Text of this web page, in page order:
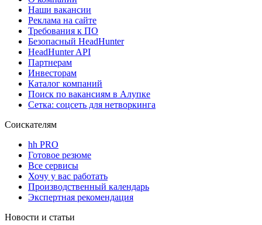
Наши вакансии
Реклама на сайте
Требования к ПО
Безопасный HeadHunter
HeadHunter API
Партнерам
Инвесторам
Каталог компаний
Поиск по вакансиям в Алупке
Сетка: соцсеть для нетворкинга
Соискателям
hh PRO
Готовое резюме
Все сервисы
Хочу у вас работать
Производственный календарь
Экспертная рекомендация
Новости и статьи